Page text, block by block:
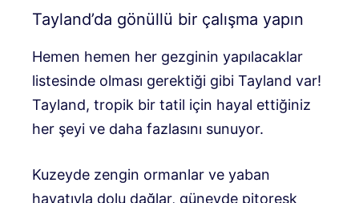
Tayland’da gönüllü bir çalışma yapın
Hemen hemen her gezginin yapılacaklar
listesinde olması gerektiği gibi Tayland var!
Tayland, tropik bir tatil için hayal ettiğiniz
her şeyi ve daha fazlasını sunuyor.
Kuzeyde zengin ormanlar ve yaban
hayatıyla dolu dağlar, güneyde pitoresk